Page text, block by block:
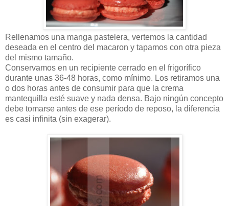
Rellenamos una manga pastelera, vertemos la cantidad
deseada en el centro del macaron y tapamos con otra pieza
del mismo tamaño.
Conservamos en un recipiente cerrado en el frigorífico
durante unas 36-48 horas, como mínimo. Los retiramos una
o dos horas antes de consumir para que la crema
mantequilla esté suave y nada densa. Bajo ningún concepto
debe tomarse antes de ese período de reposo, la diferencia
es casi infinita (sin exagerar).